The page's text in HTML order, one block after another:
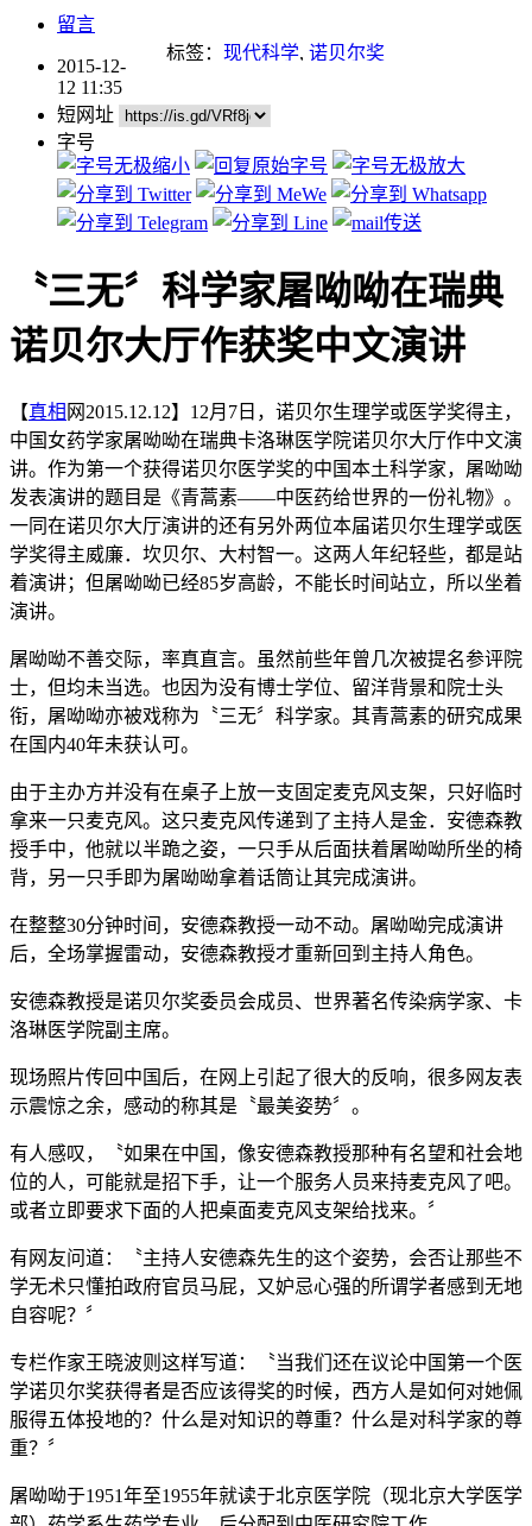
留言
标签： 现代科学, 诺贝尔奖
2015-12-
12 11:35
短网址
字号
〝三无〞科学家屠呦呦在瑞典
诺贝尔大厅作获奖中文演讲
【真相 网2015.12.12】12月7日，诺贝尔生理学或医学奖得主，
中国女药学家屠呦呦在瑞典卡洛琳医学院诺贝尔大厅作中文演
讲。作为第一个获得诺贝尔医学奖的中国本土科学家，屠呦呦
发表演讲的题目是《青蒿素——中医药给世界的一份礼物》。
一同在诺贝尔大厅演讲的还有另外两位本届诺贝尔生理学或医
学奖得主威廉．坎贝尔、大村智一。这两人年纪轻些，都是站
着演讲；但屠呦呦已经85岁高龄，不能长时间站立，所以坐着
演讲。
屠呦呦不善交际，率真直言。虽然前些年曾几次被提名参评院
士，但均未当选。也因为没有博士学位、留洋背景和院士头
衔，屠呦呦亦被戏称为〝三无〞科学家。其青蒿素的研究成果
在国内40年未获认可。
由于主办方并没有在桌子上放一支固定麦克风支架，只好临时
拿来一只麦克风。这只麦克风传递到了主持人是金．安德森教
授手中，他就以半跪之姿，一只手从后面扶着屠呦呦所坐的椅
背，另一只手即为屠呦呦拿着话筒让其完成演讲。
在整整30分钟时间，安德森教授一动不动。屠呦呦完成演讲
后，全场掌握雷动，安德森教授才重新回到主持人角色。
安德森教授是诺贝尔奖委员会成员、世界著名传染病学家、卡
洛琳医学院副主席。
现场照片传回中国后，在网上引起了很大的反响，很多网友表
示震惊之余，感动的称其是〝最美姿势〞。
有人感叹，〝如果在中国，像安德森教授那种有名望和社会地
位的人，可能就是招下手，让一个服务人员来持麦克风了吧。
或者立即要求下面的人把桌面麦克风支架给找来。〞
有网友问道：〝主持人安德森先生的这个姿势，会否让那些不
学无术只懂拍政府官员马屁，又妒忌心强的所谓学者感到无地
自容呢？〞
专栏作家王晓波则这样写道：〝当我们还在议论中国第一个医
学诺贝尔奖获得者是否应该得奖的时候，西方人是如何对她佩
服得五体投地的？什么是对知识的尊重？什么是对科学家的尊
重？〞
屠呦呦于1951年至1955年就读于北京医学院（现北京大学医学